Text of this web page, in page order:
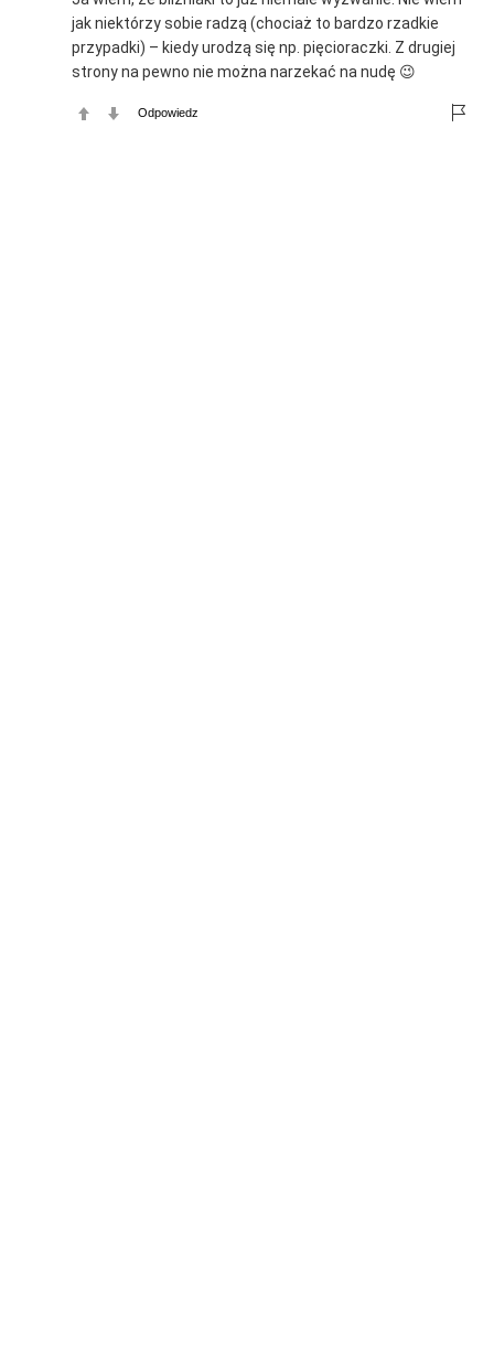
jak niektórzy sobie radzą (chociaż to bardzo rzadkie
przypadki) – kiedy urodzą się np. pięcioraczki. Z drugiej
strony na pewno nie można narzekać na nudę 😉
Odpowiedz